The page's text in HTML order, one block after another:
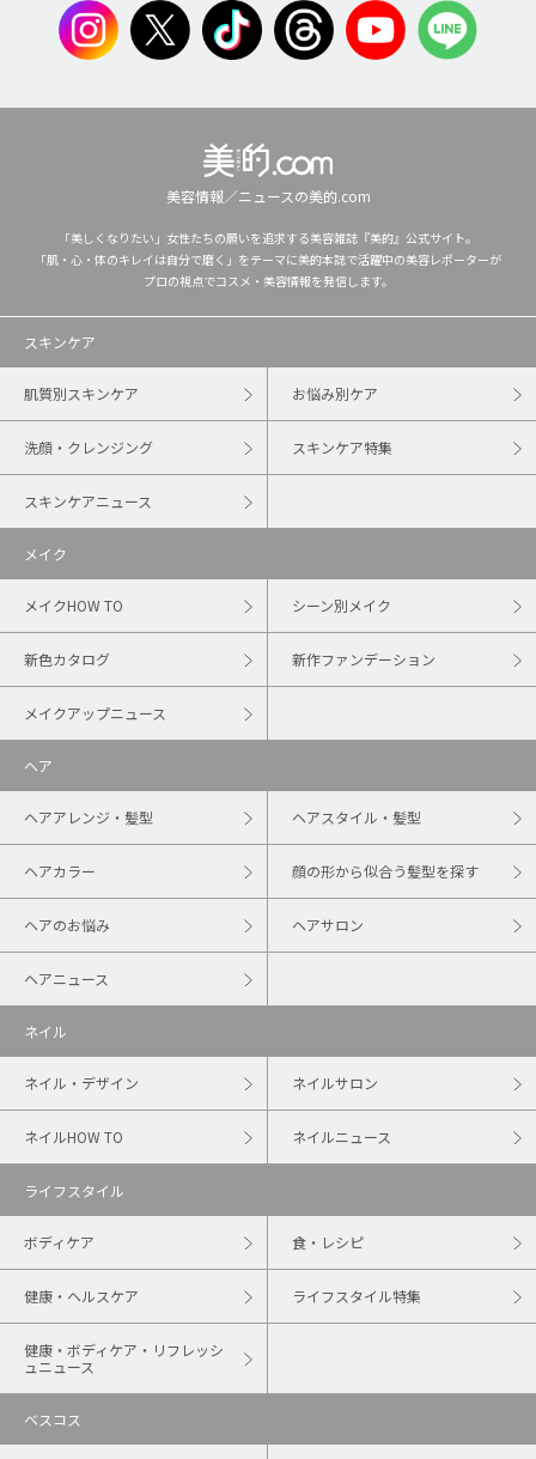
美容情報／ニュースの美的.com
「美しくなりたい」女性たちの願いを追求する美容雑誌『美的』公式サイト。
「肌・心・体のキレイは自分で磨く」をテーマに美的本誌で活躍中の美容レポーターが
プロの視点でコスメ・美容情報を発信します。
スキンケア
肌質別スキンケア お悩み別ケア
洗顔・クレンジング スキンケア特集
スキンケアニュース
メイク
メイクHOW TO シーン別メイク
新色カタログ 新作ファンデーション
メイクアップニュース
ヘア
ヘアアレンジ・髪型 ヘアスタイル・髪型
ヘアカラー 顔の形から似合う髪型を探す
ヘアのお悩み ヘアサロン
ヘアニュース
ネイル
ネイル・デザイン ネイルサロン
ネイルHOW TO ネイルニュース
ライフスタイル
ボディケア 食・レシピ
健康・ヘルスケア ライフスタイル特集
健康・ボディケア・リフレッシ
ュニュース
ベスコス